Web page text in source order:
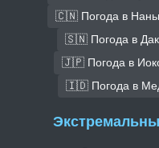
🇨🇳 Погода в
🇸🇳 Погода в
🇯🇵 Погода в
🇮🇩 Погода в